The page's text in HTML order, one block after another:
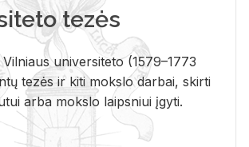
tezės
universiteto (1579–1773
tezės ir kiti mokslo darbai, skirti
arba mokslo laipsniui įgyti.